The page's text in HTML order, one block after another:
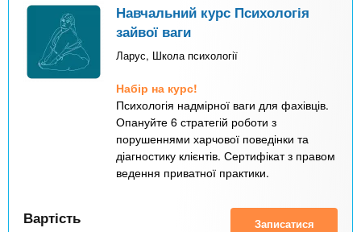
Навчальний курс Психологія
зайвої ваги
Ларус, Школа психології
Набір на курс!
Психологія надмірної ваги для фахівців.
Опануйте 6 стратегій роботи з
порушеннями харчової поведінки та
діагностику клієнтів. Сертифікат з правом
ведення приватної практики.
Вартість Записатися